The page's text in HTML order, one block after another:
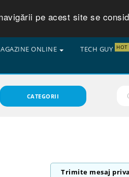
pe acest site se
ONLINE TECH GUY HOT
CATEGORII
Trimite mesaj